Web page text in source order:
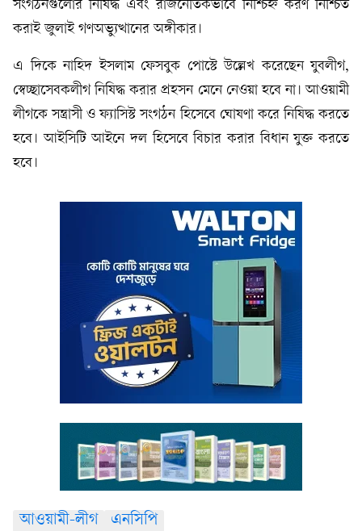
সংগঠনগুলোর নিষিদ্ধ এবং রাজনৈতিকভাবে নিশ্চিহ্ন করণ নিশ্চিত
করাই জুলাই গণঅভ্যুত্থানের অঙ্গীকার।
এ দিকে নাহিদ ইসলাম ফেসবুক পোস্টে উল্লেখ করেছেন যুবলীগ,
স্বেচ্ছাসেবকলীগ নিষিদ্ধ করার প্রহসন মেনে নেওয়া হবে না। আওয়ামী
লীগকে সন্ত্রাসী ও ফ্যাসিস্ট সংগঠন হিসেবে ঘোষণা করে নিষিদ্ধ করতে
হবে। আইসিটি আইনে দল হিসেবে বিচার করার বিধান যুক্ত করতে
হবে।
আওয়ামী-লীগ এনসিপি